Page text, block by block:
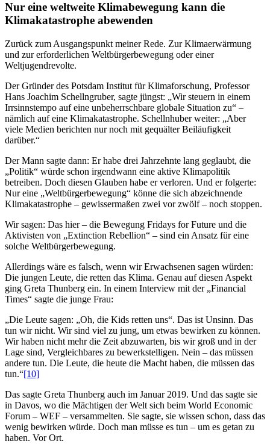
Nur eine weltweite Klimabewegung kann die
Klimakatastrophe abewenden
Zurück zum Ausgangspunkt meiner Rede. Zur Klimaerwärmung
und zur erforderlichen Weltbürgerbewegung oder einer
Weltjugendrevolte.
Der Gründer des Potsdam Institut für Klimaforschung, Professor
Hans Joachim Schellngruber, sagte jüngst: „Wir steuern in einem
Irrsinnstempo auf eine unbeherrschbare globale Situation zu“ –
nämlich auf eine Klimakatastrophe. Schellnhuber weiter: „Aber
viele Medien berichten nur noch mit gequälter Beiläufigkeit
darüber.“
Der Mann sagte dann: Er habe drei Jahrzehnte lang geglaubt, die
„Politik“ würde schon irgendwann eine aktive Klimapolitik
betreiben. Doch diesen Glauben habe er verloren. Und er folgerte:
Nur eine „Weltbürgerbewegung“ könne die sich abzeichnende
Klimakatastrophe – gewissermaßen zwei vor zwölf – noch stoppen.
Wir sagen: Das hier – die Bewegung Fridays for Future und die
Aktivisten von „Extinction Rebellion“ – sind ein Ansatz für eine
solche Weltbürgerbewegung.
Allerdings wäre es falsch, wenn wir Erwachsenen sagen würden:
Die jungen Leute, die retten das Klima. Genau auf diesen Aspekt
ging Greta Thunberg ein. In einem Interview mit der „Financial
Times“ sagte die junge Frau:
„Die Leute sagen: „Oh, die Kids retten uns“. Das ist Unsinn. Das
tun wir nicht. Wir sind viel zu jung, um etwas bewirken zu können.
Wir haben nicht mehr die Zeit abzuwarten, bis wir groß und in der
Lage sind, Vergleichbares zu bewerkstelligen. Nein – das müssen
andere tun. Die Leute, die heute die Macht haben, die müssen das
tun.“[10]
Das sagte Greta Thunberg auch im Januar 2019. Und das sagte sie
in Davos, wo die Mächtigen der Welt sich beim World Economic
Forum – WEF – versammelten. Sie sagte, sie wissen schon, dass das
wenig bewirken würde. Doch man müsse es tun – um es getan zu
haben. Vor Ort.